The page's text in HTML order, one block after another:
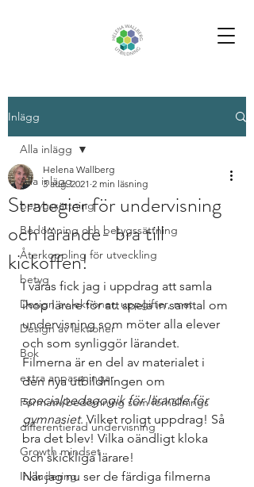
Inlägg
Alla inlägg
betygssättning
Bedömning och betygssättning
Återkoppling för utveckling
betyg
Design av lektioner, uppgifter, mat
Design av lektioner
Bok
extra anpassningar
Formativ bedömning som förhållnings
differentierad undervisning
Growth mindset
Inkludering
Alla inlägg
Strategier för undervisning
och lärande- bra till
kickoffen!
Helena Wallberg
3 aug. 2021 2 min läsning
I våras fick jag i uppdrag att samla
ihop lärare för att spela in samtal om
undervisning som möter alla elever
och som synliggör lärandet.
Filmerna är en del av materialet i
den nya utbildningen om
specialpedagogik för lärande för
gymnasiet. Vilket roligt uppdrag! Så
bra det blev! Vilka oändligt kloka
och skickliga lärare!
När jag nu ser de färdiga filmerna